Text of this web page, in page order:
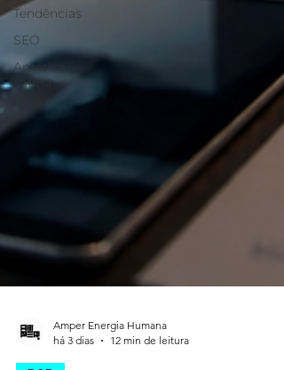
Tendências
SEO
América
Latina